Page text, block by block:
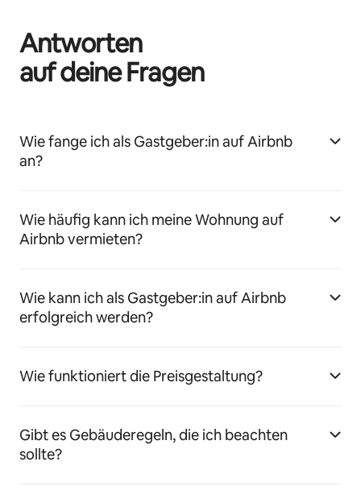
Antworten
auf deine Fragen
Wie fange ich als Gastgeber:in auf Airbnb
an?
Wie häufig kann ich meine Wohnung auf
Airbnb vermieten?
Wie kann ich als Gastgeber:in auf Airbnb
erfolgreich werden?
Wie funktioniert die Preisgestaltung?
Gibt es Gebäuderegeln, die ich beachten
sollte?